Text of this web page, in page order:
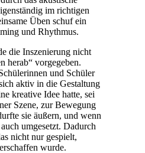
im richtigen
Üben schuf ein
und Rhythmus.
die Inszenierung nicht
herab“ vorgegeben.
und Schüler
aktiv in die Gestaltung
kreative Idee hatte, sei
Szene, zur Bewegung
sie äußern, und wenn
umgesetzt. Dadurch
nicht nur gespielt,
wurde.